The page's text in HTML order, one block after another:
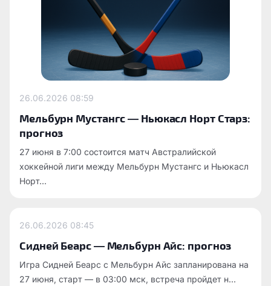
26.06.2026 08:59
Мельбурн Мустангс — Ньюкасл Норт Старз:
прогноз
27 июня в 7:00 состоится матч Австралийской
хоккейной лиги между Мельбурн Мустангс и Ньюкасл
Норт...
26.06.2026 08:45
Сидней Беарс — Мельбурн Айс: прогноз
Игра Сидней Беарс с Мельбурн Айс запланирована на
27 июня, старт — в 03:00 мск, встреча пройдет н...